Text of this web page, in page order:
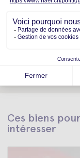
Ces biens
intéresser